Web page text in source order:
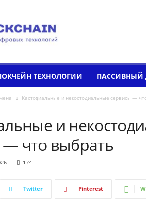
ТЕХНОЛОГИИ ПАССИВНЫЙ
Кастодиальные и некостодиальные сервисы —
и
— что выбрать
174
Twitter Pinterest